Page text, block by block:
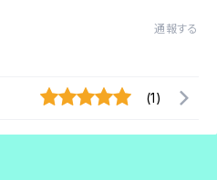
通報する
(1)